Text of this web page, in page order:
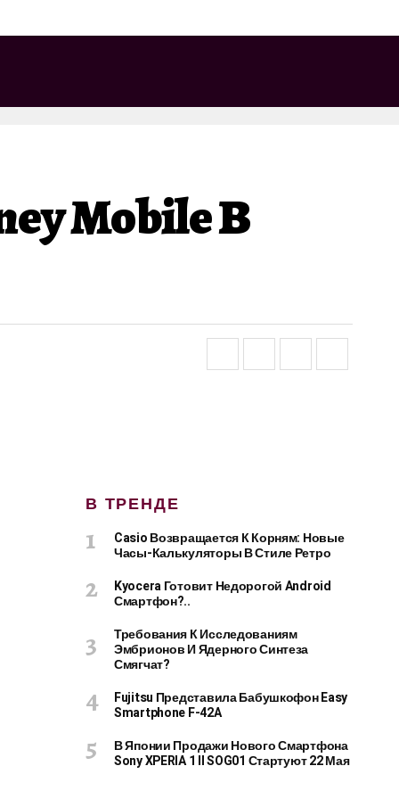
Mobile В
В ТРЕНДЕ
Casio Возвращается К Корням: Новые
Часы-Калькуляторы В Стиле Ретро
Kyocera Готовит Недорогой Android
Смартфон?..
Требования К Исследованиям
Эмбрионов И Ядерного Синтеза
Смягчат?
Fujitsu Представила Бабушкофон Easy
Smartphone F-42A
В Японии Продажи Нового Смартфона
Sony XPERIA 1 II SOG01 Стартуют 22 Мая